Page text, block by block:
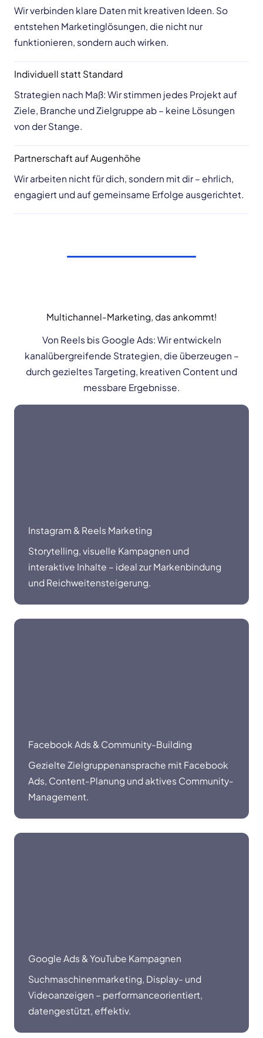
Wir verbinden klare Daten mit kreativen Ideen. So
entstehen Marketinglösungen, die nicht nur
funktionieren, sondern auch wirken.
Individuell statt Standard
Strategien nach Maß: Wir stimmen jedes Projekt auf
Ziele, Branche und Zielgruppe ab – keine Lösungen
von der Stange.
Partnerschaft auf Augenhöhe
Wir arbeiten nicht für dich, sondern mit dir – ehrlich,
engagiert und auf gemeinsame Erfolge ausgerichtet.
Multichannel-Marketing, das ankommt!
Von Reels bis Google Ads: Wir entwickeln
kanalübergreifende Strategien, die überzeugen –
durch gezieltes Targeting, kreativen Content und
messbare Ergebnisse.
Instagram & Reels Marketing
Storytelling, visuelle Kampagnen und
interaktive Inhalte – ideal zur Markenbindung
und Reichweitensteigerung.
Facebook Ads & Community-Building
Gezielte Zielgruppenansprache mit Facebook
Ads, Content-Planung und aktives Community-
Management.
Google Ads & YouTube Kampagnen
Suchmaschinenmarketing, Display- und
Videoanzeigen – performanceorientiert,
datengestützt, effektiv.